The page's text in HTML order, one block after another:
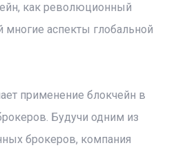
как революционный
аспекты глобальной
применение блокчейн в
Будучи одним из
брокеров, компания